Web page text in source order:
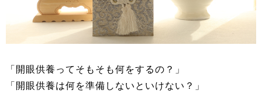
「開眼供養ってそもそも何をするの？」
「開眼供養は何を準備しないといけない？」